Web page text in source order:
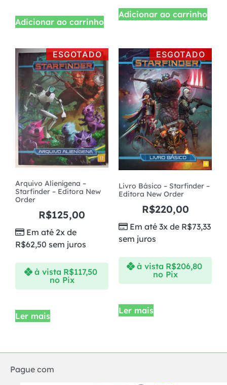
Adicionar ao carrinho
Adicionar ao carrinho
ESGOTADO
Arquivo Alienígena –
Starfinder – Editora New
Order
R$125,00
Em até 2x de
R$62,50 sem juros
à vista R$117,50
no Pix
Ler mais
ESGOTADO
Livro Básico – Starfinder –
Editora New Order
R$220,00
Em até 3x de R$73,33
sem juros
à vista R$206,80
no Pix
Ler mais
Pague com